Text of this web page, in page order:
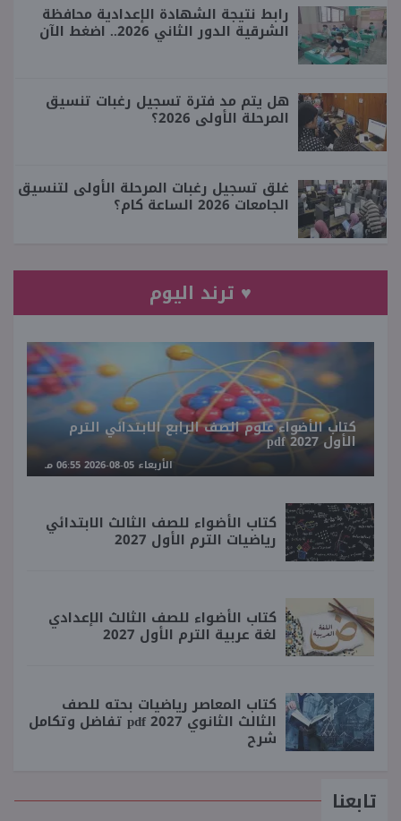
رابط نتيجة الشهادة الإعدادية محافظة
الشرقية الدور الثاني 2026.. اضغط الآن
هل يتم مد فترة تسجيل رغبات تنسيق
المرحلة الأولى 2026؟
غلق تسجيل رغبات المرحلة الأولى لتنسيق
الجامعات 2026 الساعة كام؟
♥ ترند اليوم
كتاب الأضواء علوم الصف الرابع الابتدائي الترم
الأول 2027 pdf
الأربعاء 05-08-2026 06:55 مـ
كتاب الأضواء للصف الثالث الابتدائي
رياضيات الترم الأول 2027
كتاب الأضواء للصف الثالث الإعدادي
لغة عربية الترم الأول 2027
كتاب المعاصر رياضيات بحته للصف
الثالث الثانوي 2027 pdf تفاضل وتكامل
شرح
تابعنا